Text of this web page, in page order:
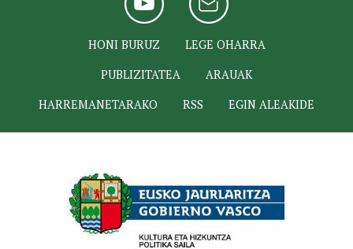
HONI BURUZ
LEGE OHARRA
PUBLIZITATEA
ARAUAK
HARREMANETARAKO
RSS EGIN ALEAKIDE